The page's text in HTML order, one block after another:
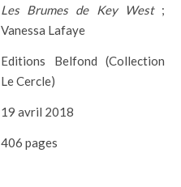
Les Brumes de Key West ;
Vanessa Lafaye
Editions Belfond (Collection
Le Cercle)
19 avril 2018
406 pages